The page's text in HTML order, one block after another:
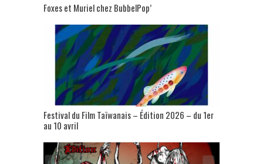
Foxes et Muriel chez BubbelPop’
Festival du Film Taïwanais – Édition 2026 – du 1er
au 10 avril